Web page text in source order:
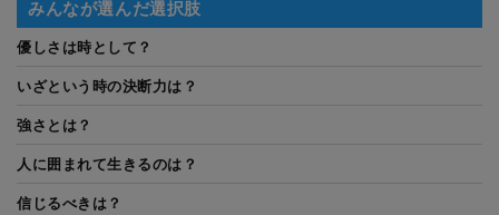
みんなが選んだ選択肢
優しさは時として？
いざという時の決断力は？
強さとは？
人に囲まれて生きるのは？
信じるべきは？